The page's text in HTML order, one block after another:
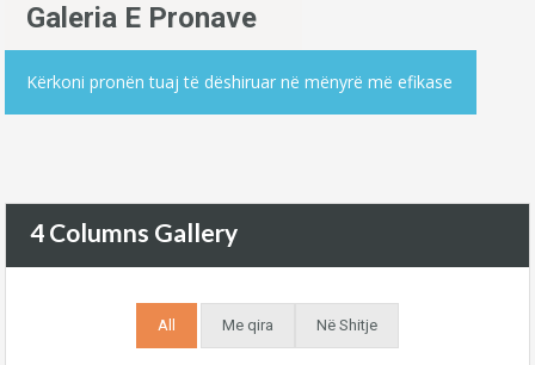
Galeria E Pronave
Kërkoni pronën tuaj të dëshiruar në mënyrë më efikase
4 Columns Gallery
All Me qira Në Shitje